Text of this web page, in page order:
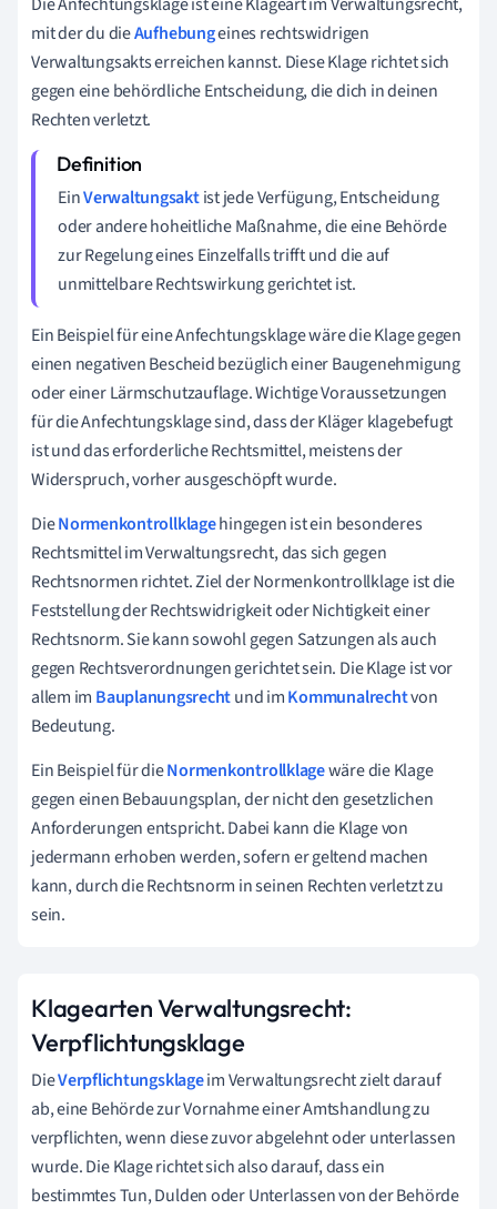
mit der du dieAufhebungeines rechtswidrigen
Verwaltungsakts erreichen kannst. Diese Klage richtet sich
gegen eine behördliche Entscheidung, die dich in deinen
Rechten verletzt.
EinVerwaltungsaktist jede Verfügung, Entscheidung
oder andere hoheitliche Maßnahme, die eine Behörde
zur Regelung eines Einzelfalls trifft und die auf
unmittelbare Rechtswirkung gerichtet ist.
Ein Beispiel für eine Anfechtungsklage wäre die Klage gegen
einen negativen Bescheid bezüglich einer Baugenehmigung
oder einer Lärmschutzauflage. Wichtige Voraussetzungen
für die Anfechtungsklage sind, dass der Kläger klagebefugt
ist und das erforderliche Rechtsmittel, meistens der
Widerspruch, vorher ausgeschöpft wurde.
DieNormenkontrollklagehingegen ist ein besonderes
Rechtsmittel im Verwaltungsrecht, das sich gegen
Rechtsnormen richtet. Ziel der Normenkontrollklage ist die
Feststellung der Rechtswidrigkeit oder Nichtigkeit einer
Rechtsnorm. Sie kann sowohl gegen Satzungen als auch
gegen Rechtsverordnungen gerichtet sein. Die Klage ist vor
allem im Bauplanungsrechtund imKommunalrechtvon
Bedeutung.
Ein Beispiel für dieNormenkontrollklagewäre die Klage
gegen einen Bebauungsplan, der nicht den gesetzlichen
Anforderungen entspricht. Dabei kann die Klage von
jedermann erhoben werden, sofern er geltend machen
kann, durch die Rechtsnorm in seinen Rechten verletzt zu
sein.
Klagearten Verwaltungsrecht:
Verpflichtungsklage
DieVerpflichtungsklageim Verwaltungsrecht zielt darauf
ab, eine Behörde zur Vornahme einer Amtshandlung zu
verpflichten, wenn diese zuvor abgelehnt oder unterlassen
wurde. Die Klage richtet sich also darauf, dass ein
bestimmtes Tun, Dulden oder Unterlassen von der Behörde